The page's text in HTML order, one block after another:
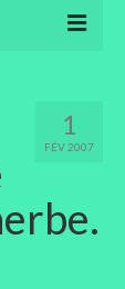
1
FÉV 2007